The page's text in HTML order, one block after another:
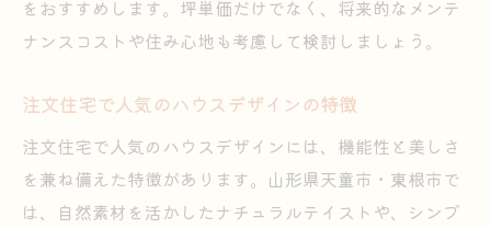
をおすすめします。坪単価だけでなく、将来的なメンテ
ナンスコストや住み心地も考慮して検討しましょう。
注文住宅で人気のハウスデザインの特徴
注文住宅で人気のハウスデザインには、機能性と美しさ
を兼ね備えた特徴があります。山形県天童市・東根市で
は、自然素材を活かしたナチュラルテイストや、シンプ